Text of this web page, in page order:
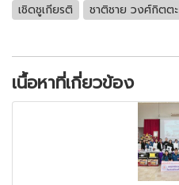
เชิดชูเกียรติ
ชาติชาย วงศ์กิตตะ
เนื้อหาที่เกี่ยวข้อง